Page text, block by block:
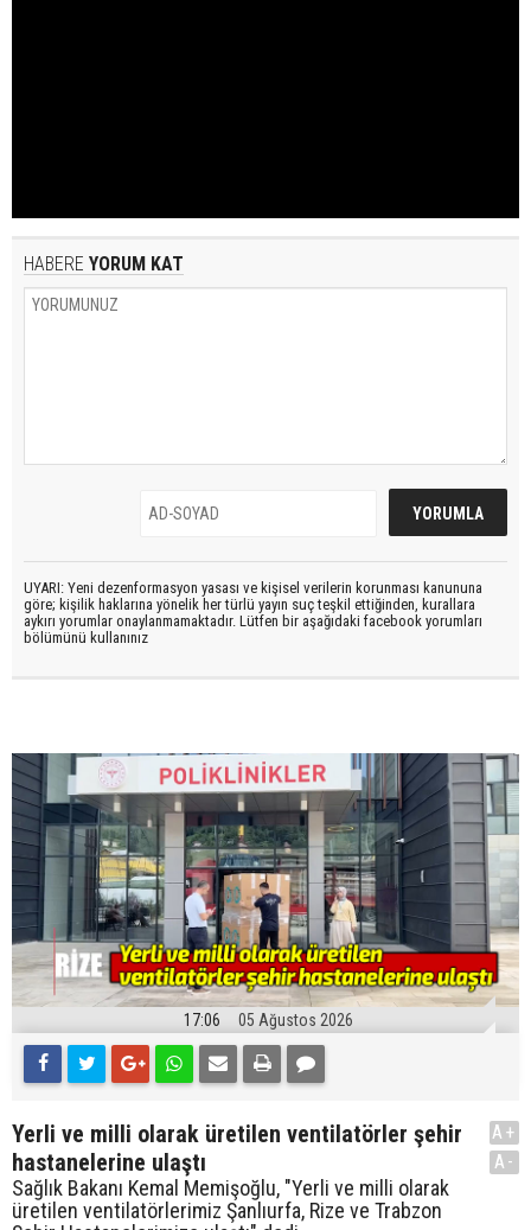
HABERE YORUM KAT
UYARI: Yeni dezenformasyon yasası ve kişisel verilerin korunması kanununa
göre; kişilik haklarına yönelik her türlü yayın suç teşkil ettiğinden, kurallara
aykırı yorumlar onaylanmamaktadır. Lütfen bir aşağıdaki facebook yorumları
bölümünü kullanınız
17:06 05 Ağustos 2026
Yerli ve milli olarak üretilen ventilatörler şehir
hastanelerine ulaştı
Sağlık Bakanı Kemal Memişoğlu, "Yerli ve milli olarak
üretilen ventilatörlerimiz Şanlıurfa, Rize ve Trabzon
A+
A-